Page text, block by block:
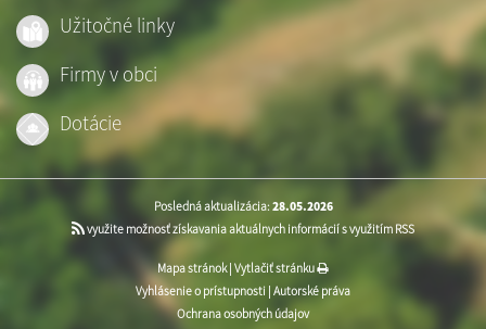
Užitočné linky
Firmy v obci
Dotácie
Posledná aktualizácia: 28.05.2026
využite možnosť získavania aktuálnych informácií s využitím RSS
Mapa stránok| Vytlačiť stránku
Vyhlásenie o prístupnosti | Autorské práva
Ochrana osobných údajov